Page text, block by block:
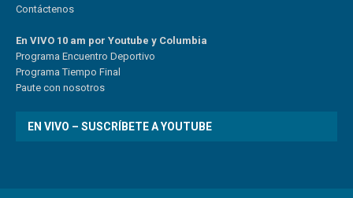
Contáctenos
En VIVO 10 am por Youtube y Columbia
Programa Encuentro Deportivo
Programa Tiempo Final
Paute con nosotros
EN VIVO – SUSCRÍBETE A YOUTUBE